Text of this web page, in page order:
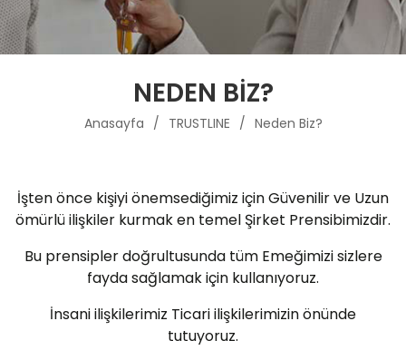
NEDEN BIZ?
Anasayfa TRUSTLINE Neden Biz?
İşten önce kişiyi önemsediğimiz için Güvenilir ve Uzun
ömürlü ilişkiler kurmak en temel Şirket Prensibimizdir.
Bu prensipler doğrultusunda tüm Emeğimizi sizlere
fayda sağlamak için kullanıyoruz.
İnsani ilişkilerimiz Ticari ilişkilerimizin önünde
tutuyoruz.